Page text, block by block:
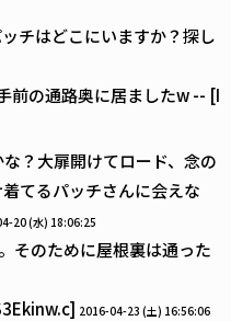
チはどこにいますか？探し
前の通路奥に居ましたw -- [I
？大扉開けてロード、念の
てるパッチさんに会えな
20 (水) 18:06:25
そのために屋根裏は通った
2016-04-23 (土) 16:56:06